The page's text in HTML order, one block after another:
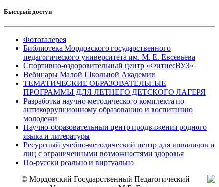
Быстрый доступ
Фотогалерея
Библиотека Мордовского государственного
педагогического университета им. М. Е. Евсевьева
Спортивно-оздоровительный центр «ФитнесВУЗ»
Вебинары Малой Школьной Академии
ТЕМАТИЧЕСКИЕ ОБРАЗОВАТЕЛЬНЫЕ
ПРОГРАММЫ ДЛЯ ЛЕТНЕГО ДЕТСКОГО ЛАГЕРЯ
Разработка научно-методического комплекта по
антикоррупционному образованию и воспитанию
молодежи
Научно-образовательный центр продвижения родного
языка и литературы
Ресурсный учебно-методический центр для инвалидов и
лиц с ограниченными возможностями здоровья
По-русски реально и виртуально
© Мордовский Государственный Педагогический